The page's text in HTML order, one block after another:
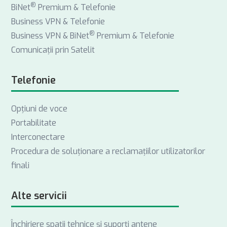
BiNet® Premium & Telefonie
Business VPN & Telefonie
Business VPN & BiNet® Premium & Telefonie
Comunicații prin Satelit
Telefonie
Opţiuni de voce
Portabilitate
Interconectare
Procedura de soluționare a reclamațiilor utilizatorilor
finali
Alte servicii
Închiriere spații tehnice și suporți antene